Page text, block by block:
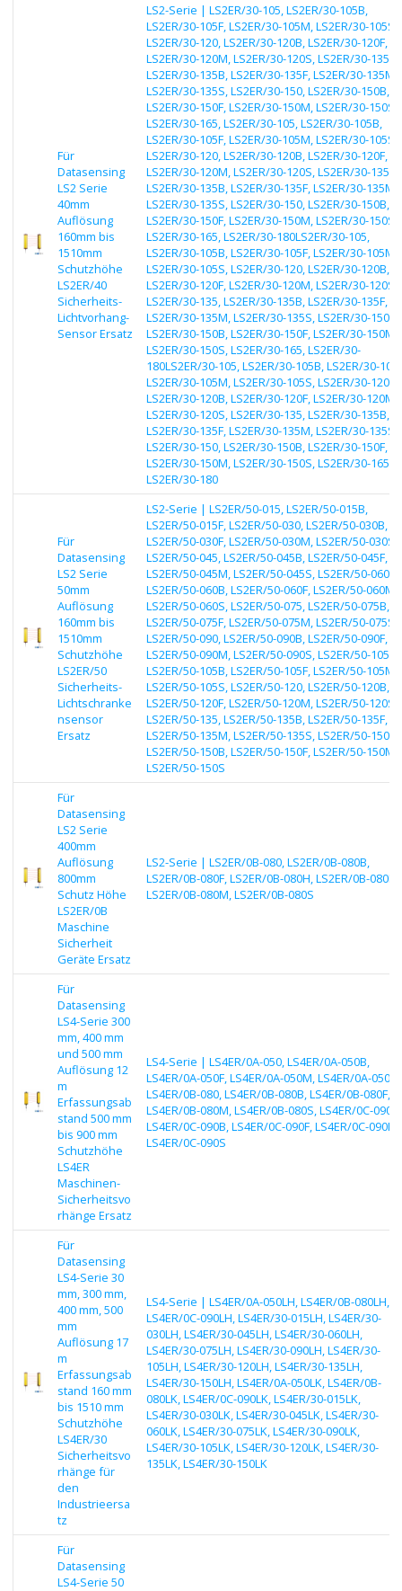
Für
Datasensing
LS2 Serie
40mm
Auflösung
160mm bis
1510mm
Schutzhöhe
LS2ER/40
Sicherheits-
Lichtvorhang-
Sensor Ersatz
LS2-Serie | LS2ER/30-105, LS2ER/30-105B,
LS2ER/30-105F, LS2ER/30-105M, LS2ER/30-105S,
LS2ER/30-120, LS2ER/30-120B, LS2ER/30-120F,
LS2ER/30-120M, LS2ER/30-120S, LS2ER/30-135,
LS2ER/30-135B, LS2ER/30-135F, LS2ER/30-135M,
LS2ER/30-135S, LS2ER/30-150, LS2ER/30-150B,
LS2ER/30-150F, LS2ER/30-150M, LS2ER/30-150S,
LS2ER/30-165, LS2ER/30-105, LS2ER/30-105B,
LS2ER/30-105F, LS2ER/30-105M, LS2ER/30-105S,
LS2ER/30-120, LS2ER/30-120B, LS2ER/30-120F,
LS2ER/30-120M, LS2ER/30-120S, LS2ER/30-135,
LS2ER/30-135B, LS2ER/30-135F, LS2ER/30-135M,
LS2ER/30-135S, LS2ER/30-150, LS2ER/30-150B,
LS2ER/30-150F, LS2ER/30-150M, LS2ER/30-150S,
LS2ER/30-165, LS2ER/30-180LS2ER/30-105,
LS2ER/30-105B, LS2ER/30-105F, LS2ER/30-105M,
LS2ER/30-105S, LS2ER/30-120, LS2ER/30-120B,
LS2ER/30-120F, LS2ER/30-120M, LS2ER/30-120S,
LS2ER/30-135, LS2ER/30-135B, LS2ER/30-135F,
LS2ER/30-135M, LS2ER/30-135S, LS2ER/30-150,
LS2ER/30-150B, LS2ER/30-150F, LS2ER/30-150M,
LS2ER/30-150S, LS2ER/30-165, LS2ER/30-
180LS2ER/30-105, LS2ER/30-105B, LS2ER/30-
LS2ER/30-105M, LS2ER/30-105S, LS2ER/30-120,
LS2ER/30-120B, LS2ER/30-120F, LS2ER/30-120M,
LS2ER/30-120S, LS2ER/30-135, LS2ER/30-135B,
LS2ER/30-135F, LS2ER/30-135M, LS2ER/30-135S,
LS2ER/30-150, LS2ER/30-150B, LS2ER/30-150F,
LS2ER/30-150M, LS2ER/30-150S, LS2ER/30-165,
LS2ER/30-180
Für
Datasensing
LS2 Serie
50mm
Auflösung
160mm bis
1510mm
Schutzhöhe
LS2ER/50
Sicherheits-
Lichtschranke
nsensor
Ersatz
LS2-Serie | LS2ER/50-015, LS2ER/50-015B,
LS2ER/50-015F, LS2ER/50-030, LS2ER/50-030B,
LS2ER/50-030F, LS2ER/50-030M, LS2ER/50-030S,
LS2ER/50-045, LS2ER/50-045B, LS2ER/50-045F,
LS2ER/50-045M, LS2ER/50-045S, LS2ER/50-060,
LS2ER/50-060B, LS2ER/50-060F, LS2ER/50-060M,
LS2ER/50-060S, LS2ER/50-075, LS2ER/50-075B,
LS2ER/50-075F, LS2ER/50-075M, LS2ER/50-075S,
LS2ER/50-090, LS2ER/50-090B, LS2ER/50-090F,
LS2ER/50-090M, LS2ER/50-090S, LS2ER/50-105,
LS2ER/50-105B, LS2ER/50-105F, LS2ER/50-105M,
LS2ER/50-105S, LS2ER/50-120, LS2ER/50-120B,
LS2ER/50-120F, LS2ER/50-120M, LS2ER/50-120S,
LS2ER/50-135, LS2ER/50-135B, LS2ER/50-135F,
LS2ER/50-135M, LS2ER/50-135S, LS2ER/50-150,
LS2ER/50-150B, LS2ER/50-150F, LS2ER/50-150M,
LS2ER/50-150S
Für
Datasensing
LS2 Serie
400mm
Auflösung
800mm
Schutz Höhe
LS2ER/0B
Maschine
Sicherheit
Geräte Ersatz
LS2-Serie | LS2ER/0B-080, LS2ER/0B-080B,
LS2ER/0B-080F, LS2ER/0B-080H, LS2ER/0B-080K,
LS2ER/0B-080M, LS2ER/0B-080S
Für
Datasensing
LS4-Serie 300
mm, 400 mm
und 500 mm
Auflösung 12
m
Erfassungsab
stand 500 mm
bis 900 mm
Schutzhöhe
LS4ER
Maschinen-
Sicherheitsvo
rhänge Ersatz
LS4-Serie | LS4ER/0A-050, LS4ER/0A-050B,
LS4ER/0A-050F, LS4ER/0A-050M, LS4ER/0A-050S,
LS4ER/0B-080, LS4ER/0B-080B, LS4ER/0B-080F,
LS4ER/0B-080M, LS4ER/0B-080S, LS4ER/0C-090,
LS4ER/0C-090B, LS4ER/0C-090F, LS4ER/0C-090M,
LS4ER/0C-090S
Für
Datasensing
LS4-Serie 30
mm, 300 mm,
400 mm, 500
mm
Auflösung 17
m
Erfassungsab
stand 160 mm
bis 1510 mm
Schutzhöhe
LS4ER/30
Sicherheitsvo
rhänge für
den
Industrieersa
tz
LS4-Serie | LS4ER/0A-050LH, LS4ER/0B-080LH,
LS4ER/0C-090LH, LS4ER/30-015LH, LS4ER/30-
030LH, LS4ER/30-045LH, LS4ER/30-060LH,
LS4ER/30-075LH, LS4ER/30-090LH, LS4ER/30-
105LH, LS4ER/30-120LH, LS4ER/30-135LH,
LS4ER/30-150LH, LS4ER/0A-050LK, LS4ER/0B-
080LK, LS4ER/0C-090LK, LS4ER/30-015LK,
LS4ER/30-030LK, LS4ER/30-045LK, LS4ER/30-
060LK, LS4ER/30-075LK, LS4ER/30-090LK,
LS4ER/30-105LK, LS4ER/30-120LK, LS4ER/30-
135LK, LS4ER/30-150LK
Für
Datasensing
LS4-Serie 50